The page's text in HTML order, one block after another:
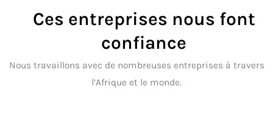
Ces entreprises nous font
confiance
Nous travaillons avec de nombreuses entreprises à travers
l’Afrique et le monde.